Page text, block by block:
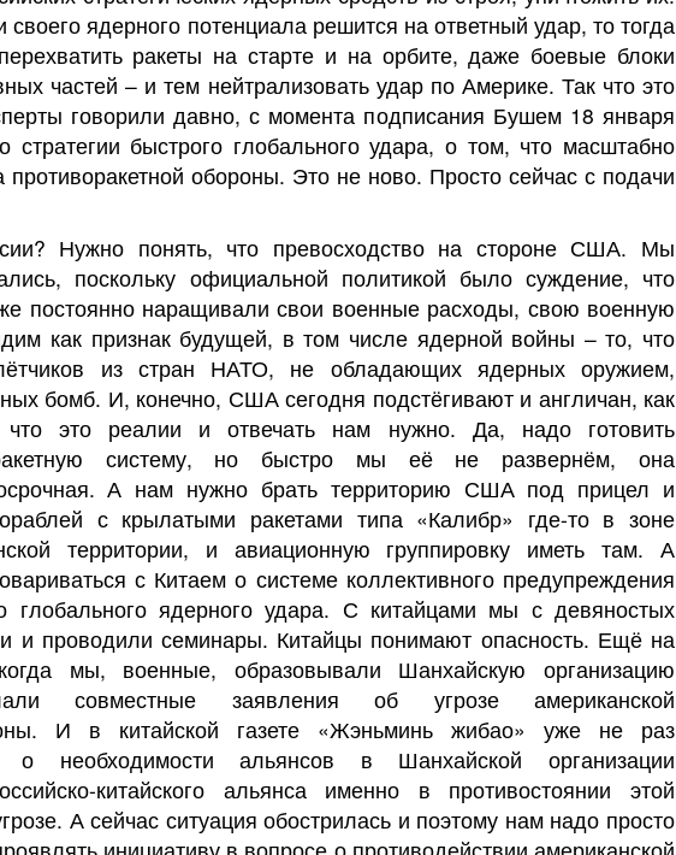
своего ядерного потенциала решится на ответный удар, то тогда
ракеты на старте и на орбите, даже боевые блоки
частей – и тем нейтрализовать удар по Америке. Так что это
говорили давно, с момента подписания Бушем 18 января
стратегии быстрого глобального удара, о том, что масштабно
противоракетной обороны. Это не ново. Просто сейчас с подачи
Нужно понять, что превосходство на стороне США. Мы
поскольку официальной политикой было суждение, что
постоянно наращивали свои военные расходы, свою военную
как признак будущей, в том числе ядерной войны – то, что
из стран НАТО, не обладающих ядерных оружием,
бомб. И, конечно, США сегодня подстёгивают и англичан, как
что это реалии и отвечать нам нужно. Да, надо готовить
систему, но быстро мы её не развернём, она
А нам нужно брать территорию США под прицел и
с крылатыми ракетами типа «Калибр» где-то в зоне
территории, и авиационную группировку иметь там. А
с Китаем о системе коллективного предупреждения
глобального ядерного удара. С китайцами мы с девяностых
и проводили семинары. Китайцы понимают опасность. Ещё на
мы, военные, образовывали Шанхайскую организацию
совместные заявления об угрозе американской
И в китайской газете «Жэньминь жибао» уже не раз
о необходимости альянсов в Шанхайской организации
китайского альянса именно в противостоянии этой
А сейчас ситуация обострилась и поэтому нам надо просто